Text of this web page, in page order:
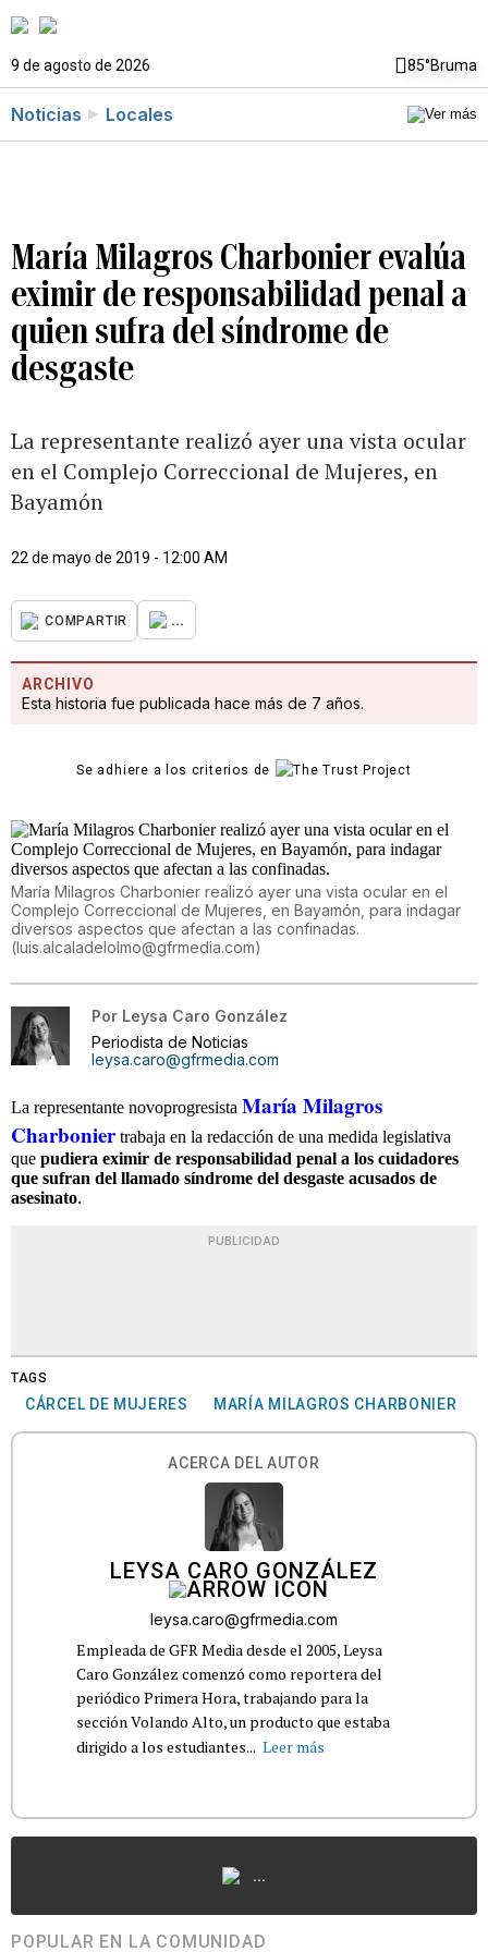
9 de agosto de 2026 85°Bruma
Noticias Locales
María Milagros Charbonier evalúa
eximir de responsabilidad penal a
quien sufra del síndrome de
desgaste
La representante realizó ayer una vista ocular
en el Complejo Correccional de Mujeres, en
Bayamón
22 de mayo de 2019 - 12:00 AM
COMPARTIR ...
ARCHIVO
Esta historia fue publicada hace más de 7 años.
Se adhiere a los criterios de
María Milagros Charbonier realizó ayer una vista ocular en el
Complejo Correccional de Mujeres, en Bayamón, para indagar
diversos aspectos que afectan a las confinadas.
(luis.alcaladelolmo@gfrmedia.com)
Por Leysa Caro González
Periodista de Noticias
leysa.caro@gfrmedia.com
La representante novoprogresista María Milagros
Charboniertrabaja en la redacción de una medida legislativa
que pudiera eximir de responsabilidad penal a los cuidadores
que sufran del llamado síndrome del desgaste acusados de
asesinato.
PUBLICIDAD
TAGS
CÁRCEL DE MUJERES MARÍA MILAGROS CHARBONIER
ACERCA DEL AUTOR
LEYSA CARO GONZÁLEZ
leysa.caro@gfrmedia.com
Empleada de GFR Media desde el 2005, Leysa
Caro González comenzó como reportera del
periódico Primera Hora, trabajando para la
sección Volando Alto, un producto que estaba
dirigido a los estudiantes... Leer más
...
POPULAR EN LA COMUNIDAD